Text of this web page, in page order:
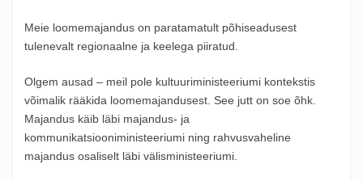
Meie loomemajandus on paratamatult põhiseadusest
tulenevalt regionaalne ja keelega piiratud.
Olgem ausad – meil pole kultuuriministeeriumi kontekstis
võimalik rääkida loomemajandusest. See jutt on soe õhk.
Majandus käib läbi majandus- ja
kommunikatsiooniministeeriumi ning rahvusvaheline
majandus osaliselt läbi välisministeeriumi.